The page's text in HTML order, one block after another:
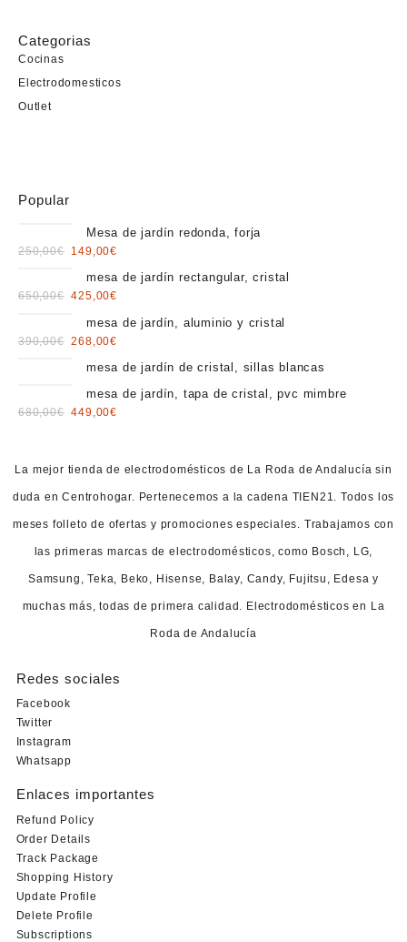
Categorias
Cocinas
Electrodomesticos
Outlet
Popular
Mesa de jardín redonda, forja
250,00€ Original
149,00€
mesa de jardín rectangular, cristal
650,00€ Original
425,00€
mesa de jardín, aluminio y cristal
390,00€ Original
390,00€.
268,00€
268,00€.
mesa de jardín de cristal, sillas blancas
mesa de jardín, tapa de cristal, pvc mimbre
680,00€ Original
680,00€.
449,00€
449,00€.
La mejor tienda de electrodomésticos de La Roda de Andalucía sin
duda en Centrohogar. Pertenecemos a la cadena TIEN21. Todos los
meses folleto de ofertas y promociones especiales. Trabajamos con
las primeras marcas de electrodomésticos, como Bosch, LG,
Samsung, Teka, Beko, Hisense, Balay, Candy, Fujitsu, Edesa y
muchas más, todas de primera calidad. Electrodomésticos en La
Roda de Andalucía
Redes sociales
Facebook
Twitter
Instagram
Whatsapp
Enlaces importantes
Refund Policy
Order Details
Track Package
Shopping History
Update Profile
Delete Profile
Subscriptions